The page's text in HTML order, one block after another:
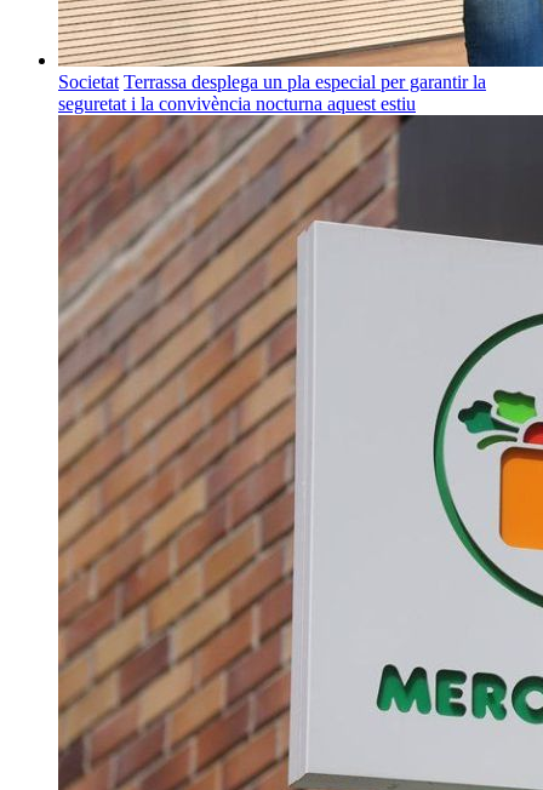
Societat Terrassa desplega un pla especial per garantir la
seguretat i la convivència nocturna aquest estiu